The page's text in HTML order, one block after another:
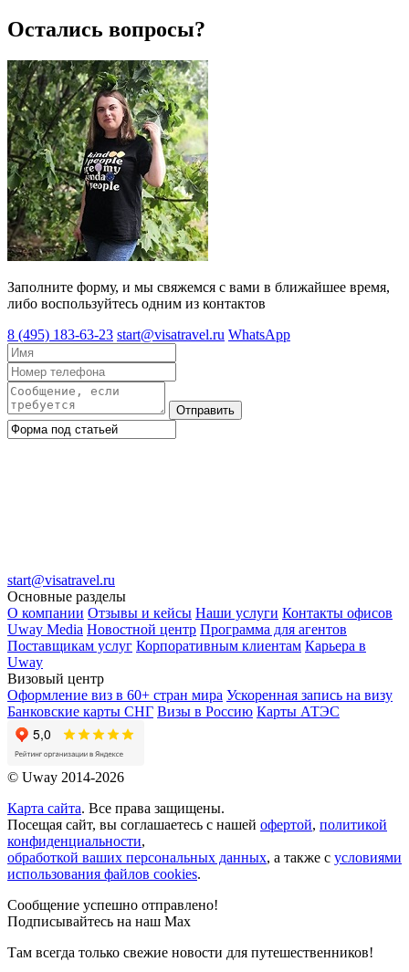
Остались вопросы?
Заполните форму, и мы свяжемся с вами в ближайшее время,
либо воспользуйтесь одним из контактов
8 (495) 183-63-23 start@visatravel.ru WhatsApp
Отправить
start@visatravel.ru
Основные разделы
О компании Отзывы и кейсы Наши услуги Контакты офисов
Uway Media Новостной центр Программа для агентов
Поставщикам услуг Корпоративным клиентам Карьера в
Uway
Визовый центр
Оформление виз в 60+ стран мира Ускоренная запись на визу
Банковские карты СНГ Визы в Россию Карты АТЭС
© Uway 2014-2026
Карта сайта. Все права защищены.
Посещая сайт, вы соглашаетесь с нашей офертой, политикой
конфиденциальности,
обработкой ваших персональных данных, а также с условиями
использования файлов cookies.
Сообщение успешно отправлено!
Подписывайтесь на наш Max
Там всегда только свежие новости для путешественников!